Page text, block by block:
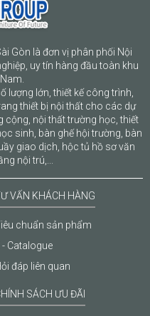
Gòn là đơn vị phân phối Nội
uy tín hàng đầu toàn khu
lượng lớn, thiết kế công trình,
thiết bị nội thất cho các dự
cộng, nội thất trường học, thiết
sinh, bàn ghế hội trường, bàn
giao dịch, hộc tủ hồ sơ văn
nội trú,...
VẤN KHÁCH HÀNG
chuẩn sản phẩm
- Catalogue
đáp liên quan
SÁCH ƯU ĐÃI